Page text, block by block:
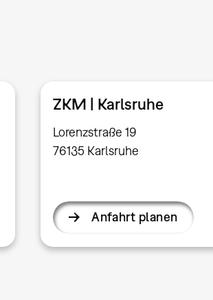
ZKM | Karlsruhe
Lorenzstraße 19
76135 Karlsruhe
Anfahrt planen